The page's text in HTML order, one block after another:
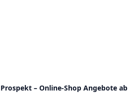
– Online-Shop Angebote ab